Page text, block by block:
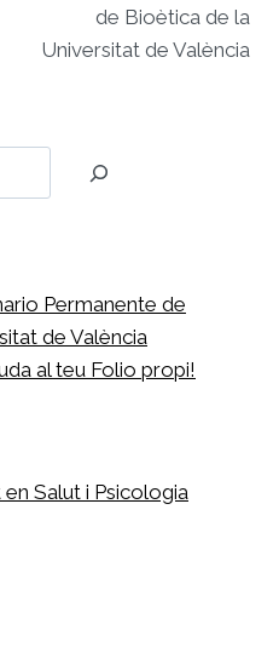
de Bioètica de la
Universitat de València
Permanente de
de València
al teu Folio propi!
Salut i Psicologia